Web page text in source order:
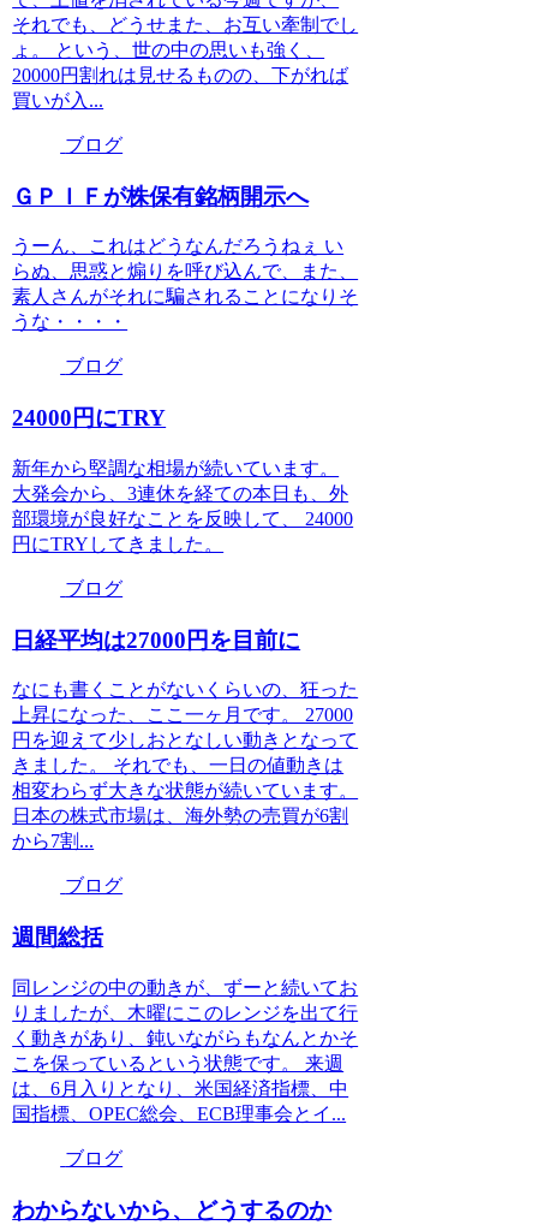
それでも、どうせまた、お互い牽制でし
ょ。 という、世の中の思いも強く、
20000円割れは見せるものの、下がれば
買いが入...
ブログ
ＧＰＩＦが株保有銘柄開示へ
うーん、これはどうなんだろうねぇ い
らぬ、思惑と煽りを呼び込んで、また、
素人さんがそれに騙されることになりそ
うな・・・・
ブログ
24000円にTRY
新年から堅調な相場が続いています。
大発会から、3連休を経ての本日も、外
部環境が良好なことを反映して、 24000
円にTRYしてきました。
ブログ
日経平均は27000円を目前に
なにも書くことがないくらいの、狂った
上昇になった、ここ一ヶ月です。 27000
円を迎えて少しおとなしい動きとなって
きました。 それでも、一日の値動きは
相変わらず大きな状態が続いています。
日本の株式市場は、海外勢の売買が6割
から7割...
ブログ
週間総括
同レンジの中の動きが、ずーと続いてお
りましたが、木曜にこのレンジを出て行
く動きがあり、鈍いながらもなんとかそ
こを保っているという状態です。 来週
は、6月入りとなり、米国経済指標、中
国指標、OPEC総会、ECB理事会とイ...
ブログ
わからないから、どうするのか